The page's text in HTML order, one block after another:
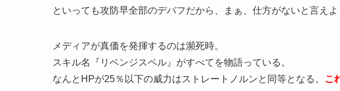
といっても攻防早全部のデバフだから、まぁ、仕方がないと言えよ
メディアが真価を発揮するのは瀕死時。
スキル名『リベンジスペル』がすべてを物語っている。
なんとHPが25％以下の威力はストレートノルンと同等となる。
こ